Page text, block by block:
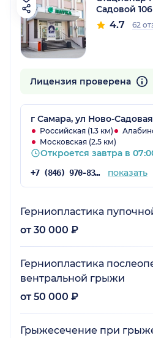
Садовой 106
4.7 62
Лицензия проверена
г Самара, ул Ново-
Российская (1.3 км)
Московская (2.5 км)
Откроется завтра в
+7 (846) 970-83-21 показать
Герниопластика
от 30 000 ₽
Герниопластика
вентральной грыжи
от 50 000 ₽
Грыжесечение при